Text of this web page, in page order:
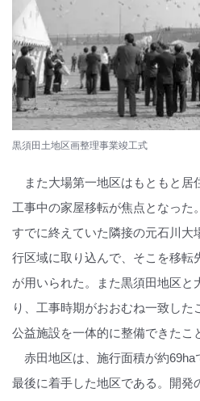
黒須田土地区画整理事業竣工式
また大場第一地区はもともと
工事中の家屋移転が焦点となった
すでに終えていた隣接の元石川大
行区域に取り込んで、そこを移転
が用いられた。また黒須田地区と
り、工事時期がおおむね一致し
公益施設を一体的に整備できたこ
赤田地区は、施行面積が約
最後に着手した地区である。開発